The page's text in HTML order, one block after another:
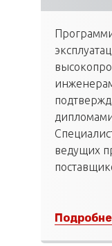
ведущих